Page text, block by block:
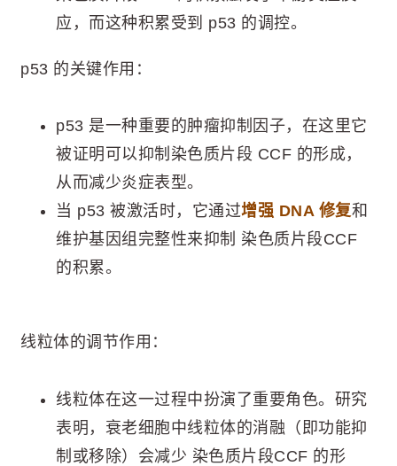
应，而这种积累受到 p53 的调控。
p53 的关键作用：
p53 是一种重要的肿瘤抑制因子，在这里它
被证明可以抑制染色质片段 CCF 的形成，
从而减少炎症表型。
当 p53 被激活时，它通过增强 DNA 修复和
维护基因组完整性来抑制 染色质片段CCF
的积累。
线粒体的调节作用：
线粒体在这一过程中扮演了重要角色。研究
表明，衰老细胞中线粒体的消融（即功能抑
制或移除）会减少 染色质片段CCF 的形